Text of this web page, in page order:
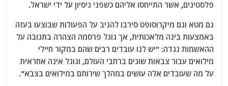
פלסטינים, אשר התייחסו אליהם כשפני ניסיון על ידי ישראל.
גם מטא וגם מיקרוסופט סירבו להגיב על הפעולות שבוצעו בעזה
באמצעות בינה מלאכותית, אך גוגל פרסמה הצהרה בתגובה על
ההאשמות נגדה: "יש לנו עובדים רבים שהם במקור חיילי
מילואים עבור צבאות שונים ברחבי העולם, וגוגל אינה אחראית
על מה שעובדים אלה עושים במהלך שירותם במילואים בצבא".